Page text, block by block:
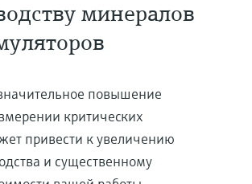
минералов
повышение
критических
привести к увеличению
и существенному